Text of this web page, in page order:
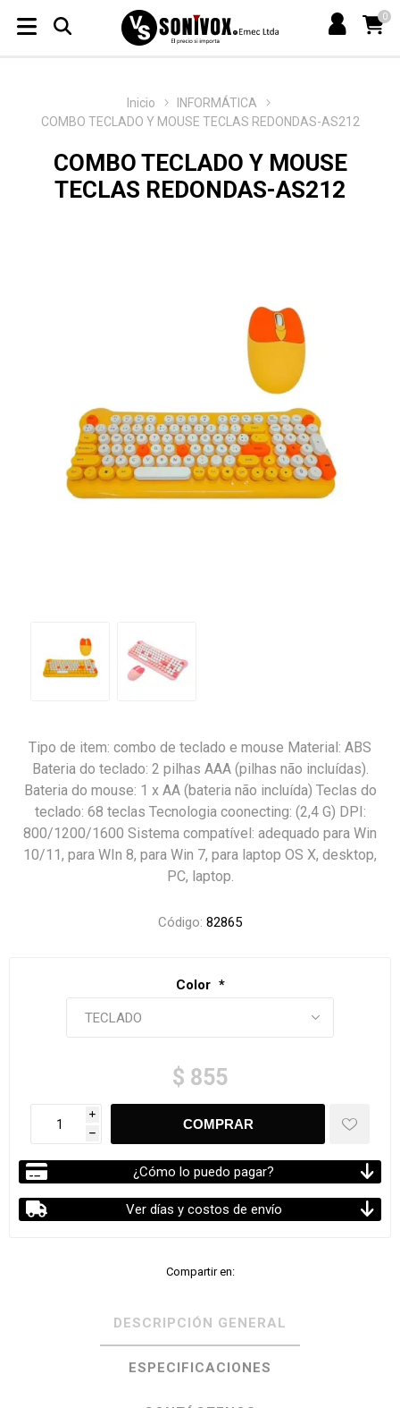
0
Inicio
INFORMÁTICA
COMBO TECLADO Y MOUSE TECLAS REDONDAS-AS212
COMBO TECLADO Y MOUSE
TECLAS REDONDAS-AS212
Tipo de item: combo de teclado e mouse Material: ABS
Bateria do teclado: 2 pilhas AAA (pilhas não incluídas).
Bateria do mouse: 1 x AA (bateria não incluída) Teclas do
teclado: 68 teclas Tecnologia coonecting: (2,4 G) DPI:
800/1200/1600 Sistema compatível: adequado para Win
10/11, para WIn 8, para Win 7, para laptop OS X, desktop,
PC, laptop.
Código: 82865
Color *
$ 855
i
h
¿Cómo lo puedo pagar?
Ver días y costos de envío
Compartir en:
DESCRIPCIÓN GENERAL
ESPECIFICACIONES